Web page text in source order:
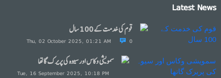
Latest News
قوم کی خدمت کے 100 سال
Thu, 02 October 2025, 01:21 AM 0
سمویشی وکاس اور سیوہ کی پریرک گاتھا
Tue, 16 September 2025, 10:18 PM